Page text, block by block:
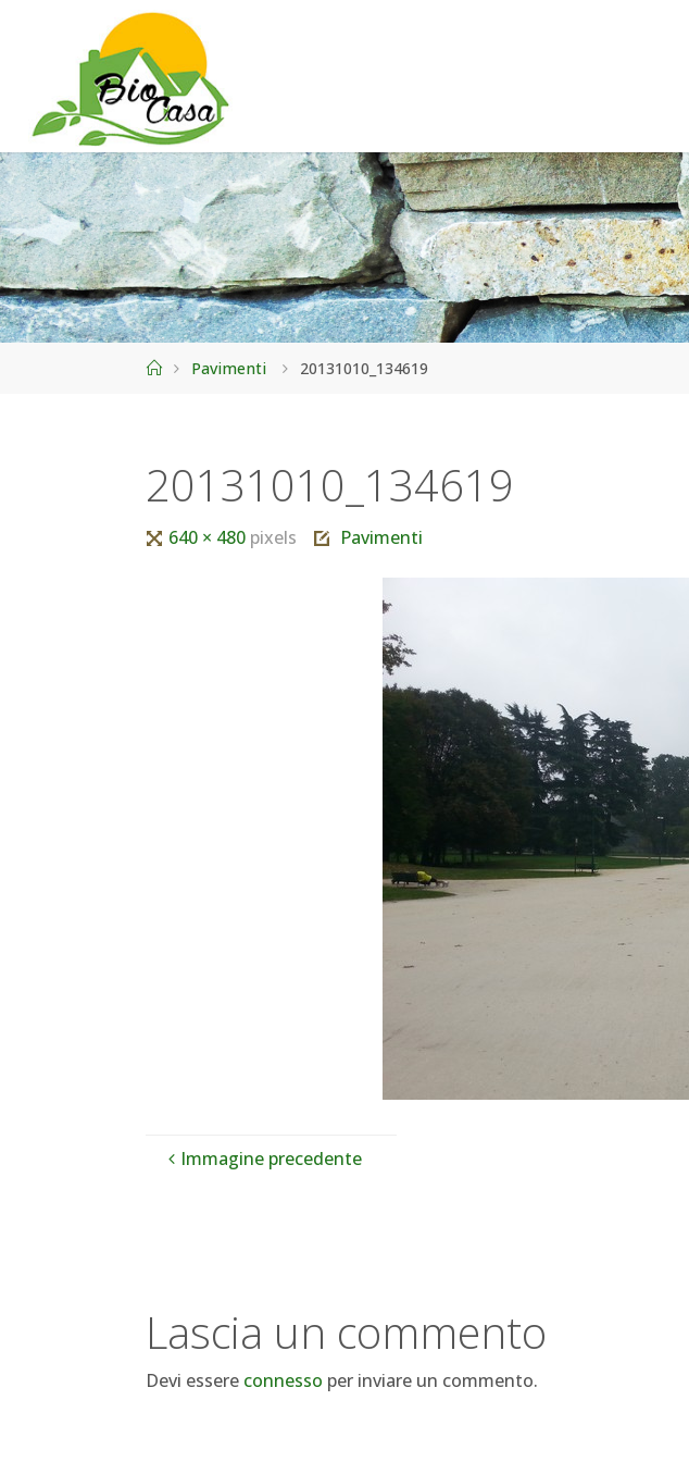
HomePavimenti 20131010_134619
20131010_134619
Tutta640 × 480 pixels Pavimenti
Immagine precedente
Lascia un commento
Devi essere connesso per inviare un commento.